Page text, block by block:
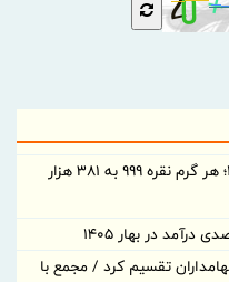
قیمت نقره امروز شنبه ۱۰ مرداد ۱۴۰۵؛ هر گرم نقره ۹۹۹ به ۳۸۱ هزار
سهامداران تقسیم کرد / مجمع با